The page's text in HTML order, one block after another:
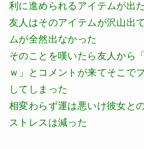
利に進められるアイテムが出
友人はそのアイテムが沢山出
ムが全然出なかった
そのことを嘆いたら友人から
ｗ」とコメントが来てそこで
してしまった
相変わらず運は悪いけ彼女と
ストレスは減った